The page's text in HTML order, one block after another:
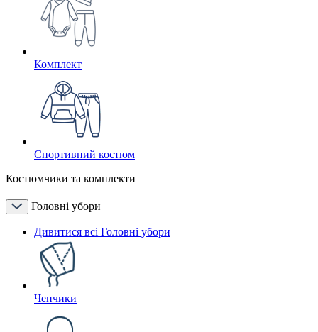
Комплект
Спортивний костюм
Костюмчики та комплекти
Головні убори
Дивитися всі Головні убори
Чепчики